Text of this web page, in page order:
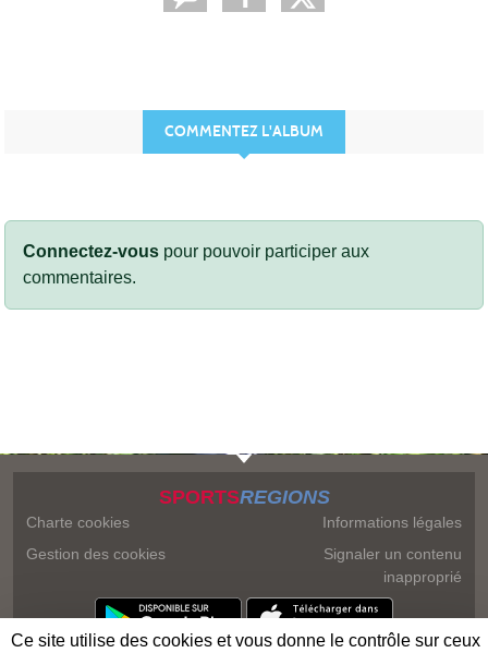
COMMENTEZ L'ALBUM
Connectez-vous pour pouvoir participer aux
commentaires.
SPORTSREGIONS
Charte cookies
Gestion des cookies
Informations légales
Signaler un contenu
inapproprié
Ce site utilise des cookies et vous donne le contrôle sur ceux